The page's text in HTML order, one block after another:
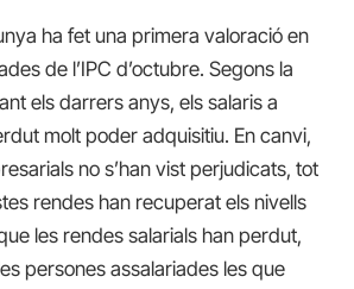
ha fet una primera valoració en
de l’IPC d’octubre. Segons la
els darrers anys, els salaris a
molt poder adquisitiu. En canvi,
no s’han vist perjudicats, tot
rendes han recuperat els nivells
les rendes salarials han perdut,
persones assalariades les que